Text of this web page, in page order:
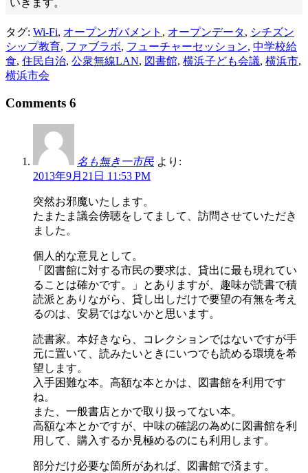
タグ: Wi-Fi, オープンガバメント , オープンデータ, シチズン
シップ教育, ファブラボ, フューチャーセッション, 中学校給
食, 住民自治, 公衆無線LAN, 図書館, 横浜子ども会議, 横浜市,
横浜市会
Comments 6
名も無き一市民 より:
2013年9月21日 11:53 PM
突然お邪魔いたします。
たまたま議会傍聴をしてまして、訪問させていただき
ました。
個人的な意見として。
「図書館に対する市民の要求は、貸出に最も現れてい
ることは確かです。」とありますが、趣味が読書で積
読派とありながら、貸し出しだけで要望の有無を考え
るのは、安易ではないかと思います。
読書家。本好きなら、コレクションではないですが手
元に置いて、読みたいときにいつでも読める環境を希
望します。
入手困難な本。高額な本とかは、図書館を利用です
ね。
また、一般書店とかで取り扱ってない本。
高額な本とかですが、中味の確認の為めに図書館を利
用して、購入するか見極めるのにも利用します。
部分だけ必要な箇所があれば、図書館で済ます。